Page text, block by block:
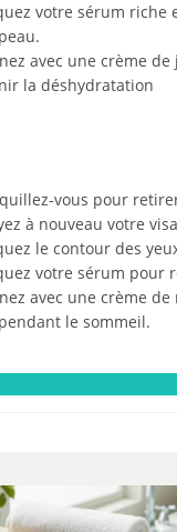
votre sérum riche
avec une crème
la déshydratation
vous pour
à nouveau votre
le contour des
votre sérum pour
avec une crème
le sommeil.